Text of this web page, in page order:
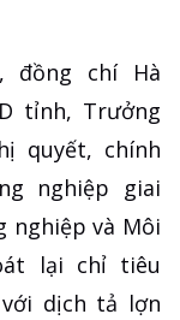
đồng chí Hà
tỉnh, Trưởng
quyết, chính
nghiệp giai
nghiệp và Môi
lại chỉ tiêu
dịch tả lợn